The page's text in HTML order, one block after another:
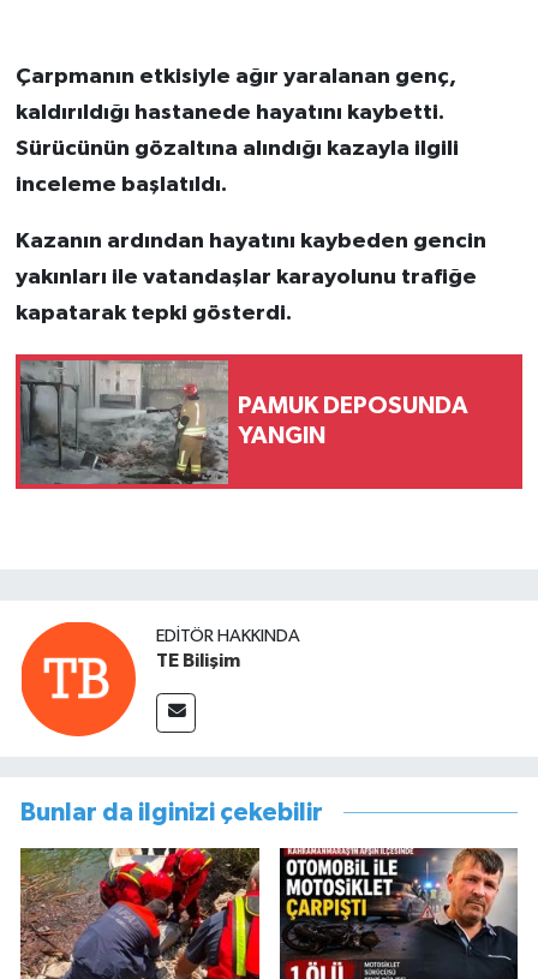
Çarpmanın etkisiyle ağır yaralanan genç,
kaldırıldığı hastanede hayatını kaybetti.
Sürücünün gözaltına alındığı kazayla ilgili
inceleme başlatıldı.
Kazanın ardından hayatını kaybeden gencin
yakınları ile vatandaşlar karayolunu trafiğe
kapatarak tepki gösterdi.
PAMUK DEPOSUNDA
YANGIN
EDITÖR HAKKINDA
TE Bilişim
Bunlar da ilginizi çekebilir